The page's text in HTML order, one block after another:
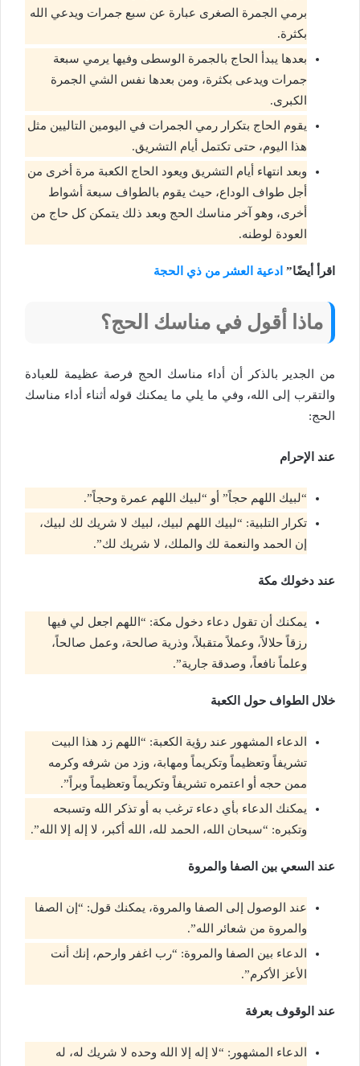
برمي الجمرة الصغرى عبارة عن سبع جمرات ويدعي الله
بكثرة.
بعدها يبدأ الحاج بالجمرة الوسطى وفيها يرمي سبعة
جمرات ويدعى بكثرة، ومن بعدها نفس الشي الجمرة
الكبرى.
يقوم الحاج بتكرار رمي الجمرات في اليومين التاليين مثل
هذا اليوم، حتى تكتمل أيام التشريق.
وبعد انتهاء أيام التشريق ويعود الحاج الكعبة مرة أخرى من
أجل طواف الوداع، حيث يقوم بالطواف سبعة أشواط
أخرى، وهو آخر مناسك الحج وبعد ذلك يتمكن كل حاج من
العودة لوطنه.
اقرأ أيضًا” ادعية العشر من ذي الحجة
ماذا أقول في مناسك الحج؟
من الجدير بالذكر أن أداء مناسك الحج فرصة عظيمة للعبادة
والتقرب إلى الله، وفي ما يلي ما يمكنك قوله أثناء أداء مناسك
الحج:
عند الإحرام
“لبيك اللهم حجاً” أو “لبيك اللهم عمرة وحجاً”.
تكرار التلبية: “لبيك اللهم لبيك، لبيك لا شريك لك لبيك،
إن الحمد والنعمة لك والملك، لا شريك لك”.
عند دخولك مكة
يمكنك أن تقول دعاء دخول مكة: “اللهم اجعل لي فيها
رزقاً حلالاً، وعملاً متقبلاً، وذرية صالحة، وعمل صالحاً،
وعلماً نافعاً، وصدقة جارية”.
خلال الطواف حول الكعبة
الدعاء المشهور عند رؤية الكعبة: “اللهم زد هذا البيت
تشريفاً وتعظيماً وتكريماً ومهابة، وزد من شرفه وكرمه
ممن حجه أو اعتمره تشريفاً وتكريماً وتعظيماً وبراً”.
يمكنك الدعاء بأي دعاء ترغب به أو تذكر الله وتسبحه
وتكبره: “سبحان الله، الحمد لله، الله أكبر، لا إله إلا الله”.
عند السعي بين الصفا والمروة
عند الوصول إلى الصفا والمروة، يمكنك قول: “إن الصفا
والمروة من شعائر الله”.
الدعاء بين الصفا والمروة: “رب اغفر وارحم، إنك أنت
الأعز الأكرم”.
عند الوقوف بعرفة
الدعاء المشهور: “لا إله إلا الله وحده لا شريك له، له